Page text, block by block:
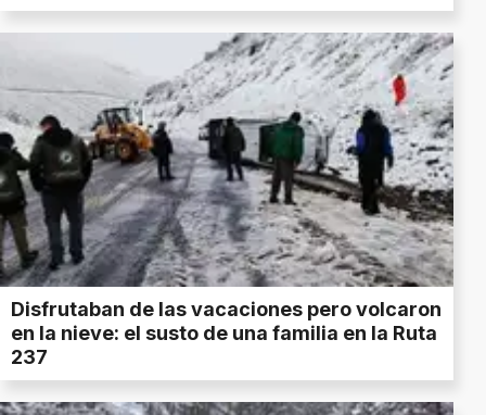
Disfrutaban de las vacaciones pero volcaron
en la nieve: el susto de una familia en la Ruta
237